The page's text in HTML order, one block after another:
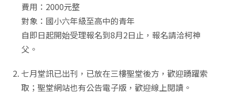
費用：2000元整
對象：國小六年級至高中的青年
自即日起開始受理報名到8月2日止，報名請洽柯神
父。
七月堂訊已出刊，已放在三樓聖堂後方，歡迎踴躍索
取；聖堂網站也有公告電子版，歡迎線上閱讀。